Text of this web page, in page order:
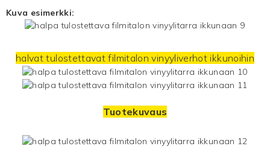
Kuva esimerkki:
halvat tulostettavat filmitalon vinyyliverhot ikkunoihin
Tuotekuvaus